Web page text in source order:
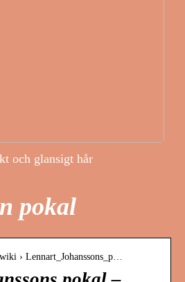
och glansigt hår
pokal
› Lennart_Johanssons_p…